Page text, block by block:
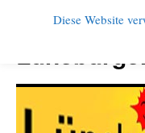
Diese Website